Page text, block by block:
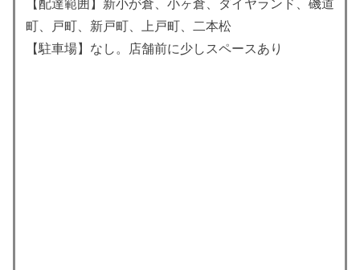
【配達範囲】新小が倉、小ヶ倉、ダイヤランド、磯道
町、戸町、新戸町、上戸町、二本松
【駐車場】なし。店舗前に少しスペースあり